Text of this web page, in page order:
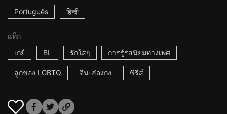
Português हिन्दी
แท็ก
เกย์
BL รักใสๆ การรู้รสนิยมทางเพศ
ลูกของ LGBTQ จีน-ฮ่องกง ซีรีส์